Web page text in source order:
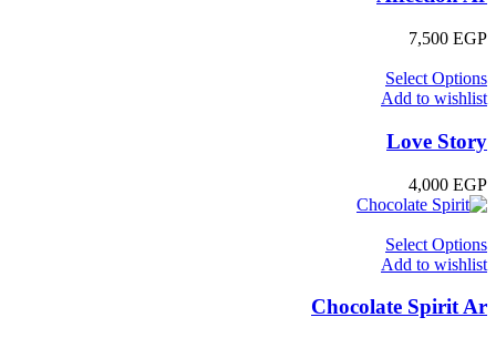
7,500 EGP
Select Options
Add to wishlist
Love Story
4,000 EGP
Select Options
Add to wishlist
Chocolate Spirit Ar